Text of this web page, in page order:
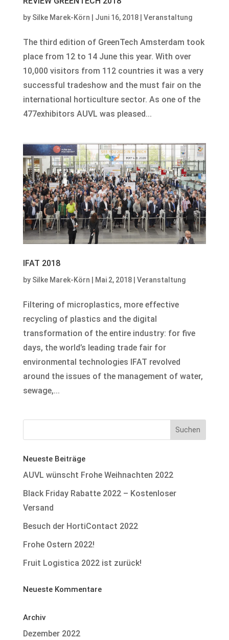
by Silke Marek-Körn Juni 16, 2018| Veranstaltung
The third edition of GreenTech Amsterdam took
place from 12 to 14 June this year. With over
10,000 visitors from 112 countries it was a very
successful tradeshow and the must fair on the
international horticulture sector. As one of the
477exhibitors AUVL was pleased...
IFAT 2018
by Silke Marek-Körn Mai 2, 2018| Veranstaltung
Filtering of microplastics, more effective
recycling of plastics and the digital
transformation of the entire industry: for five
days, the world’s leading trade fair for
environmental technologies IFAT revolved
around the issues of the management of water,
sewage,...
Neueste Beiträge
AUVL wünscht Frohe Weihnachten 2022
Black Friday Rabatte 2022 – Kostenloser
Versand
Besuch der HortiContact 2022
Frohe Ostern 2022!
Fruit Logistica 2022 ist zurück!
Neueste Kommentare
Archiv
Dezember 2022